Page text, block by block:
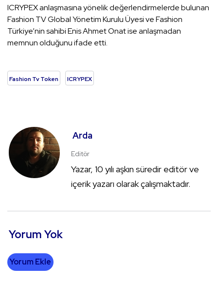
ICRYPEX anlaşmasına yönelik değerlendirmelerde bulunan
Fashion TV Global Yönetim Kurulu Üyesi ve Fashion
Türkiye’nin sahibi Enis Ahmet Onat ise anlaşmadan
memnun olduğunu ifade etti.
Fashion Tv Token ICRYPEX
Arda
Editör
Yazar, 10 yılı aşkın süredir editör ve
içerik yazarı olarak çalışmaktadır.
Yorum Yok
Yorum Ekle